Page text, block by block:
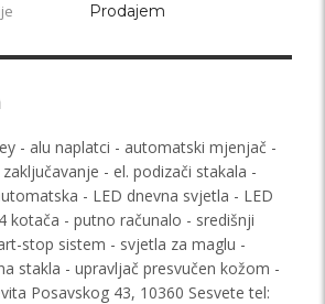
Prodajem
- alu naplatci - automatski mjenjač -
- el. podizači stakala -
- LED dnevna svjetla - LED
kotača - putno računalo - središnji
stop sistem - svjetla za maglu -
stakla - upravljač presvučen kožom -
Posavskog 43, 10360 Sesvete tel: